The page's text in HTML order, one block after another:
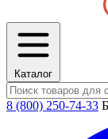
Каталог
8 (800) 250-74-33